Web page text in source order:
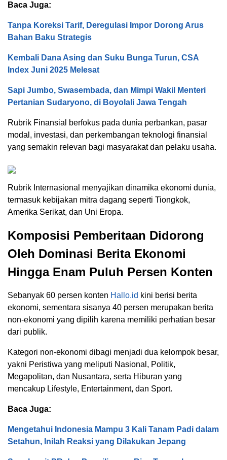
Baca Juga:
Tanpa Koreksi Tarif, Deregulasi Impor Dorong Arus
Bahan Baku Strategis
Kembali Dana Asing dan Suku Bunga Turun, CSA
Index Juni 2025 Melesat
Sapi Jumbo, Swasembada, dan Mimpi Wakil Menteri
Pertanian Sudaryono, di Boyolali Jawa Tengah
Rubrik Finansial berfokus pada dunia perbankan, pasar
modal, investasi, dan perkembangan teknologi finansial
yang semakin relevan bagi masyarakat dan pelaku usaha.
Rubrik Internasional menyajikan dinamika ekonomi dunia,
termasuk kebijakan mitra dagang seperti Tiongkok,
Amerika Serikat, dan Uni Eropa.
Komposisi Pemberitaan Didorong
Oleh Dominasi Berita Ekonomi
Hingga Enam Puluh Persen Konten
Sebanyak 60 persen konten Hallo.id kini berisi berita
ekonomi, sementara sisanya 40 persen merupakan berita
non-ekonomi yang dipilih karena memiliki perhatian besar
dari publik.
Kategori non-ekonomi dibagi menjadi dua kelompok besar,
yakni Peristiwa yang meliputi Nasional, Politik,
Megapolitan, dan Nusantara, serta Hiburan yang
mencakup Lifestyle, Entertainment, dan Sport.
Baca Juga:
Mengetahui Indonesia Mampu 3 Kali Tanam Padi dalam
Setahun, Inilah Reaksi yang Dilakukan Jepang